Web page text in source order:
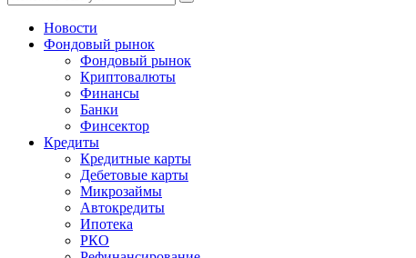
Новости
Фондовый рынок
Фондовый рынок
Криптовалюты
Финансы
Банки
Финсектор
Кредиты
Кредитные карты
Дебетовые карты
Микрозаймы
Автокредиты
Ипотека
РКО